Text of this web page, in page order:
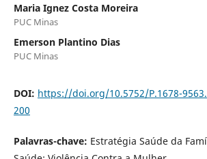
Maria Ignez Costa Moreira
PUC Minas
Emerson Plantino Dias
PUC Minas
DOI: https://doi.org/10.5752/P.1678-
200
Palavras-chave: Estratégia Saúde da